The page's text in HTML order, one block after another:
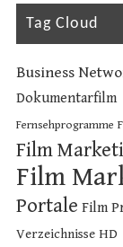
Tag Cloud
Business
Dokumentarfilm
Fernsehprogramme
Film
Film
Portale Film
Verzeichnisse HD